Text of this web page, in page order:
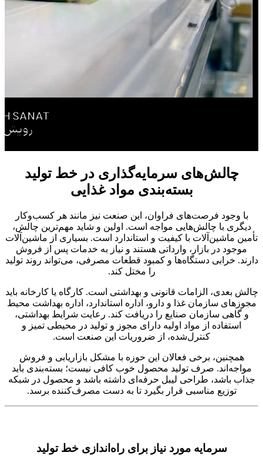
چالش‌های سرمایه‌گذاری در خط تولید
بسته‌بندی مواد غذایی
با وجود فرصت‌های فراوان، این صنعت نیز مانند هر کسب‌وکار
دیگری با چالش‌هایی مواجه است. اولین و شاید مهم‌ترین چالش،
تأمین ماشین‌آلات با کیفیت و استاندارد است. بسیاری از ماشین‌آلات
موجود در بازار، وارداتی هستند و نیاز به خدمات پس از فروش
دارند. خرابی دستگاه‌ها و کمبود قطعات مصرفی، می‌تواند روند تولید
را مختل کند.
چالش بعدی، الزامات قانونی و بهداشتی است. کارگاه یا کارخانه باید
مجوزهای سازمان غذا و دارو، اداره استاندارد، اداره بهداشت محیط
و گاهی سازمان صنایع را دریافت کند. رعایت شرایط بهداشتی،
استفاده از مواد اولیه دارای مجوز و تولید در محیطی تمیز و
کنترل‌شده، از ضروریات این صنعت است.
همچنین، برخی فعالان این حوزه با مشکل بازاریابی و فروش
مواجه‌اند. صرف تولید محصول خوب کافی نیست؛ بسته‌بندی باید
جذاب باشد، طراحی لیبل حرفه‌ای داشته باشد و محصول در شبکه
توزیع مناسبی قرار بگیرد تا به دست مصرف‌کننده برسد.
سرمایه مورد نیاز برای راه‌اندازی خط تولید